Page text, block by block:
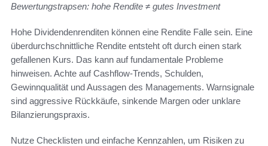
Bewertungstrapsen: hohe Rendite ≠ gutes Investment
Hohe Dividendenrenditen können eine Rendite Falle sein. Eine
überdurchschnittliche Rendite entsteht oft durch einen stark
gefallenen Kurs. Das kann auf fundamentale Probleme
hinweisen. Achte auf Cashflow-Trends, Schulden,
Gewinnqualität und Aussagen des Managements. Warnsignale
sind aggressive Rückkäufe, sinkende Margen oder unklare
Bilanzierungspraxis.
Nutze Checklisten und einfache Kennzahlen, um Risiken zu